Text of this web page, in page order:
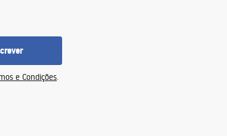
e Condições.